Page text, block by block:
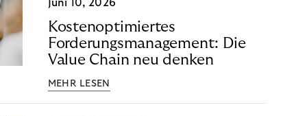
Juni 10, 2026
Kostenoptimiertes
Forderungsmanagement: Die
Value Chain neu denken
MEHR LESEN